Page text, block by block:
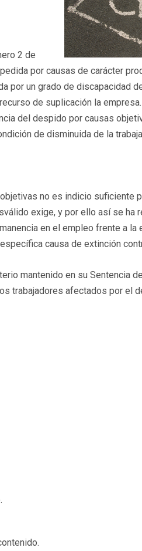
2 de
por causas de carácter
por un grado de discapacidad
de suplicación la
del despido por causas
de disminuida de la
no es indicio suficiente
exige, y por ello así se ha
en el empleo frente a la
causa de extinción
mantenido en su Sentencia
trabajadores afectados por el